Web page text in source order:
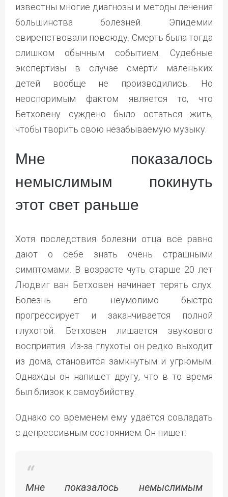
известны многие диагнозы и методы лечения
большинства болезней. Эпидемии
свирепствовали повсюду. Смерть была тогда
слишком обычным событием. Судебные
экспертизы в случае смерти маленьких
детей вообще не производились. Но
неоспоримым фактом является то, что
Бетховену суждено было остаться жить,
чтобы творить свою незабываемую музыку.
Мне показалось
немыслимым покинуть
этот свет раньше
Хотя последствия болезни отца всё равно
дают о себе знать очень страшными
симптомами. В возрасте чуть старше 20 лет
Людвиг ван Бетховен начинает терять слух.
Болезнь его неумолимо быстро
прогрессирует и заканчивается полной
глухотой. Бетховен лишается звукового
восприятия. Из-за глухоты он редко выходит
из дома, становится замкнутым и угрюмым.
Однажды он напишет другу, что в то время
был близок к самоубийству.
Однако со временем ему удаётся совладать
с депрессивным состоянием. Он пишет:
Мне показалось немыслимым